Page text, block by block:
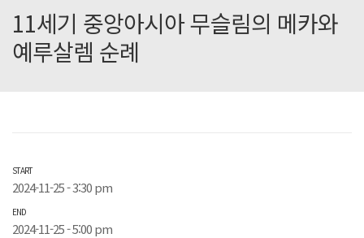
11세기 중앙아시아 무슬림의 메카와
예루살렘 순례
START
2024-11-25 - 3:30 pm
END
2024-11-25 - 5:00 pm